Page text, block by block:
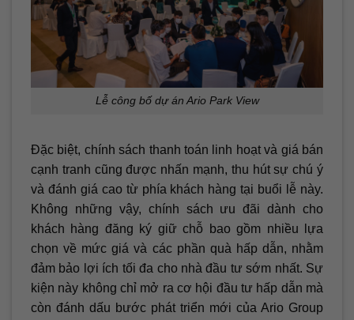
Lễ công bố dự án Ario Park View
Đặc biệt, chính sách thanh toán linh hoạt và giá bán
cạnh tranh cũng được nhấn mạnh, thu hút sự chú ý
và đánh giá cao từ phía khách hàng tại buổi lễ này.
Không những vậy, chính sách ưu đãi dành cho
khách hàng đăng ký giữ chỗ bao gồm nhiều lựa
chọn về mức giá và các phần quà hấp dẫn, nhằm
đảm bảo lợi ích tối đa cho nhà đầu tư sớm nhất. Sự
kiện này không chỉ mở ra cơ hội đầu tư hấp dẫn mà
còn đánh dấu bước phát triển mới của Ario Group